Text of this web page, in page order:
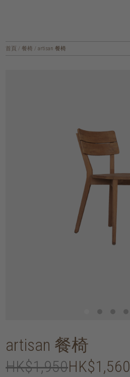
首頁 / 餐椅 / artisan 餐椅
artisan 餐椅
HK$1,950HK$1,560